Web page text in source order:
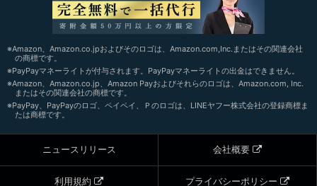
※Amazon、Amazon.co.jpおよびそのロゴは、Amazon.com,Inc.またはその関連会社
の商標です。
※PayPayマネーライトが付与されます。PayPayマネーライトの出金はできません。
※Amazon、Amazon.co.jp、Amazon Payおよびそれらのロゴは、Amazon.com, Inc.
またはその関連会社の商標です。
※PayPay、PayPayのロゴ、ペイペイ、Ｐのロゴは、LINEヤフー株式会社の登録商標ま
たは商標です。
ニュースリリース 会社概要
利用規約 プライバシーポリシー